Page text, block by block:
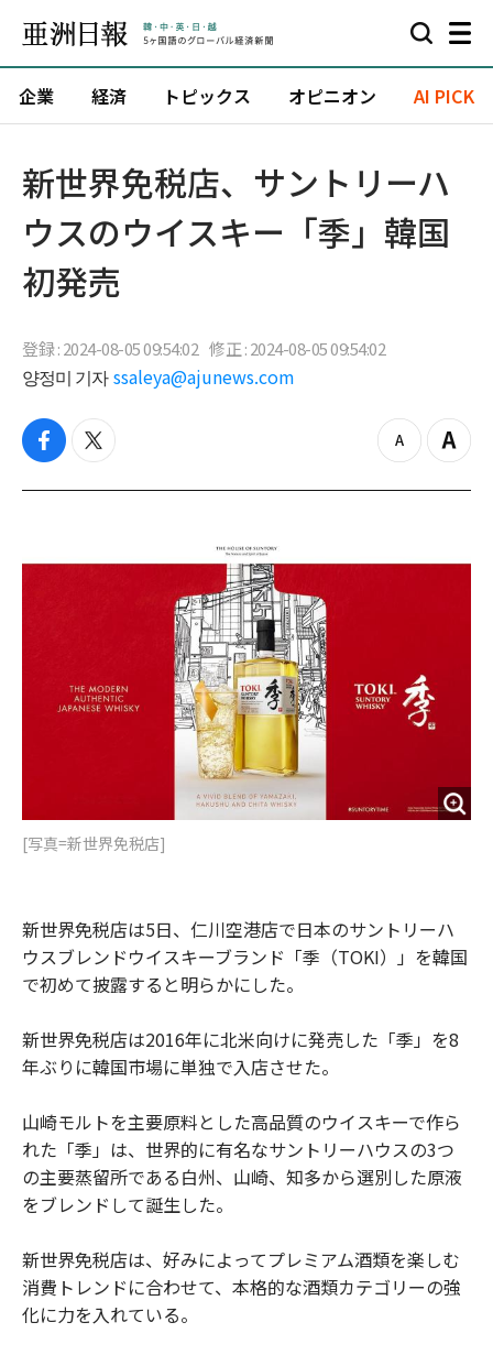
企業 経済 トピックス オピニオン AI PICK
新世界免税店、サントリーハ
ウスのウイスキー「季」韓国
初発売
登録 : 2024-08-05 09:54:02 修正 : 2024-08-05 09:54:02
양정미 기자 ssaleya@ajunews.com
f
c
t
i
z
o
Z
o
[写真=新世界免税店]
新世界免税店は5日、仁川空港店で日本のサントリーハ
ウスブレンドウイスキーブランド「季（TOKI）」を韓国
で初めて披露すると明らかにした。
新世界免税店は2016年に北米向けに発売した「季」を8
年ぶりに韓国市場に単独で入店させた。
山崎モルトを主要原料とした高品質のウイスキーで作ら
れた「季」は、世界的に有名なサントリーハウスの3つ
の主要蒸留所である白州、山崎、知多から選別した原液
をブレンドして誕生した。
新世界免税店は、好みによってプレミアム酒類を楽しむ
消費トレンドに合わせて、本格的な酒類カテゴリーの強
化に力を入れている。